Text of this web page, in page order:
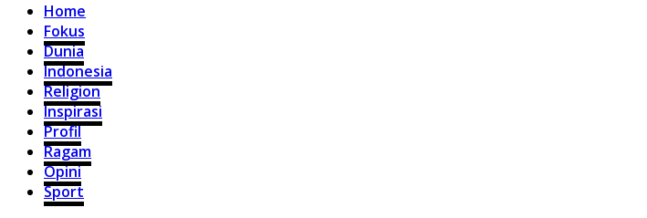
Home
Fokus
Dunia
Indonesia
Religion
Inspirasi
Profil
Ragam
Opini
Sport